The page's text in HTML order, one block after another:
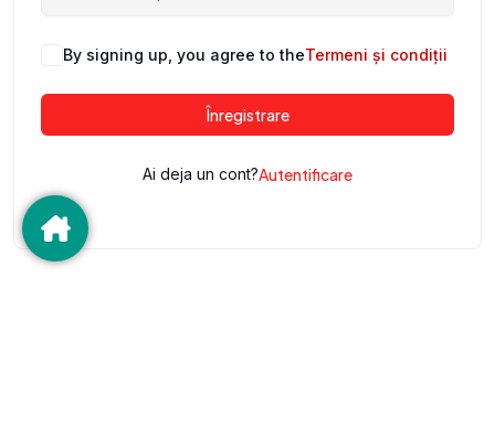
By signing up, you agree to theTermeni și condiții
Înregistrare
Ai deja un cont?Autentificare
©2025 Deltamed SRL. Toate drepturile rezervate.